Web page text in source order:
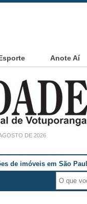
Anote Aí
DE 2026